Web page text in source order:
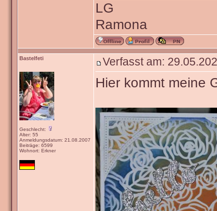
LG
Ramona
Bastelfeti
Geschlecht:
Alter: 55
Anmeldungsdatum: 21.08.2007
Beiträge: 6599
Wohnort: Erkner
Verfasst am:
Hier kommt meine